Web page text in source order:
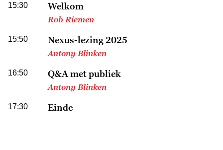
15:30 Welkom
Rob Riemen
15:50 Nexus-lezing 2025
Antony Blinken
16:50 Q&A met publiek
Antony Blinken
17:30 Einde